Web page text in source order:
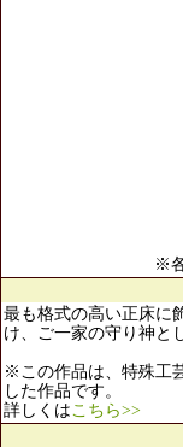
※
最も格式の高い正床に
け、ご一家の守り神と
※この作品は、特殊工
した作品です。
詳しくはこちら>>